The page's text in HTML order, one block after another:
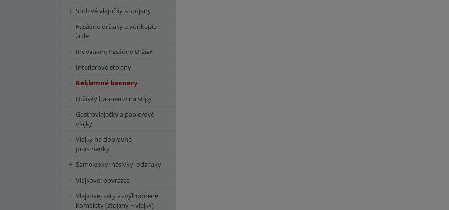
Stolové vlajočky a stojany
Fasádne držiaky a vonkajšie
žrde
Inovatívny Fasádny Držiak
Interiérové stojany
Reklamné bannery
Držiaky bannerov na stĺpy
Gastrovlaječky a papierové
vlajky
Vlajky na dopravné
prostriedky
Samolepky, nášivky, odznaky
Vlajkovej povrazca
Vlajkovej sety a zvýhodnené
komplety (stojany + vlajky)